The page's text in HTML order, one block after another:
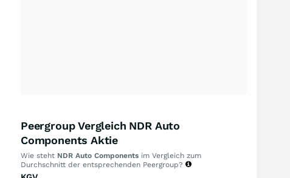
Peergroup Vergleich NDR Auto
Components Aktie
Wie steht NDR Auto Components im Vergleich zum
Durchschnitt der entsprechenden Peergroup?